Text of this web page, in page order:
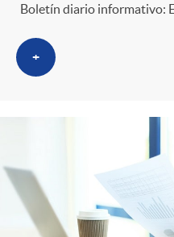
Boletín diario informativo:
+